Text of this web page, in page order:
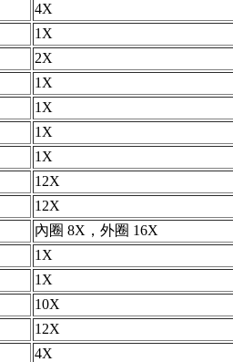
4X
1X
2X
1X
1X
1X
1X
12X
12X
內圈 8X，外圈 16X
1X
1X
10X
12X
4X